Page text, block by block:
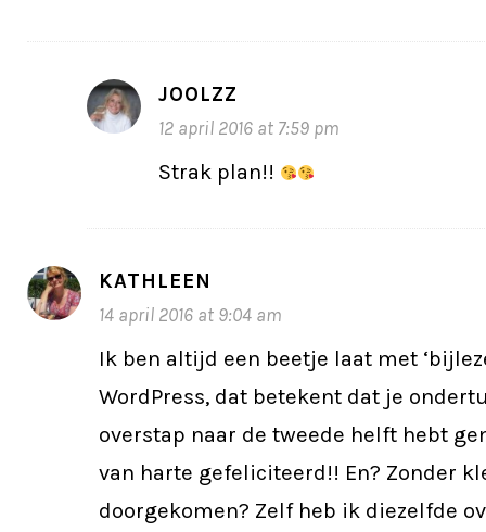
JOOLZZ
12 april 2016 at 7:59 pm
Strak plan!!
KATHLEEN
14 april 2016 at 9:04 am
Ik ben altijd een beetje laat met
WordPress, dat betekent dat je
overstap naar de tweede helft hebt
van harte gefeliciteerd!! En? Zonder
doorgekomen? Zelf heb ik diezelfde